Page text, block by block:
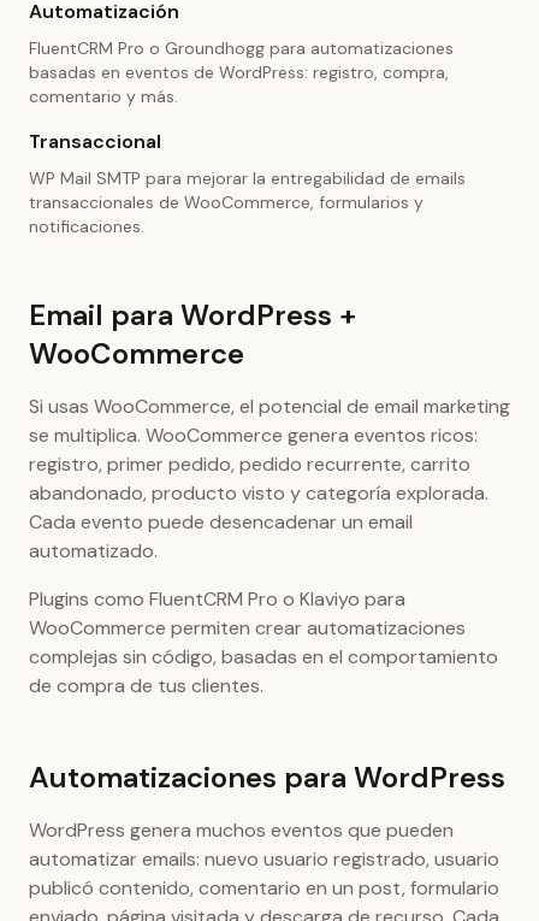
Automatización
FluentCRM Pro o Groundhogg para automatizaciones
basadas en eventos de WordPress: registro, compra,
comentario y más.
Transaccional
WP Mail SMTP para mejorar la entregabilidad de emails
transaccionales de WooCommerce, formularios y
notificaciones.
Email para WordPress +
WooCommerce
Si usas WooCommerce, el potencial de email marketing
se multiplica. WooCommerce genera eventos ricos:
registro, primer pedido, pedido recurrente, carrito
abandonado, producto visto y categoría explorada.
Cada evento puede desencadenar un email
automatizado.
Plugins como FluentCRM Pro o Klaviyo para
WooCommerce permiten crear automatizaciones
complejas sin código, basadas en el comportamiento
de compra de tus clientes.
Automatizaciones para WordPress
WordPress genera muchos eventos que pueden
automatizar emails: nuevo usuario registrado, usuario
publicó contenido, comentario en un post, formulario